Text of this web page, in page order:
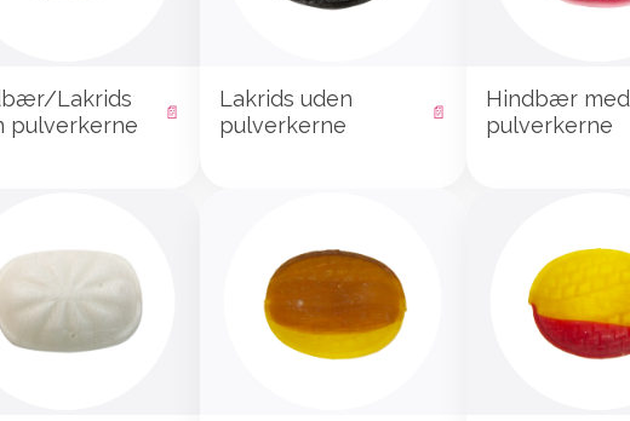
Lakrids
pulverkerne
📄
Lakrids uden
pulverkerne
📄
Hindbær med
pulverkerne